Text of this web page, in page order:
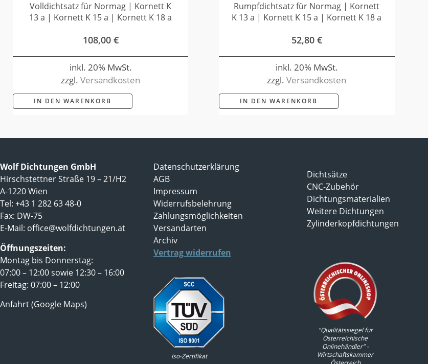
Volldichtsatz für Normag | Kornett K
13 a | Kornett K 15 a | Kornett K 18 a
108,00 €
inkl. 20% MwSt.
zzgl.Versandkosten
IN DEN WARENKORB
Rumpfdichtsatz für Normag | Kornett
K 13 a | Kornett K 15 a | Kornett K 18 a
52,80 €
inkl. 20% MwSt.
zzgl.Versandkosten
IN DEN WARENKORB
Wolf Dichtungen GmbH
Hirschstettner Straße 19 – 21/H2
A-1220 Wien
Tel: +43 1 282 63 48-0
Fax: DW-75
E-Mail: office@wolfdichtungen.at
Öffnungszeiten:
Montag bis Donnerstag:
07:00 – 12:00 sowie 12:30 – 16:00
Freitag: 07:00 – 12:00
Anfahrt (Google Maps)
Datenschutzerklärung
AGB
Impressum
Widerrufsbelehrung
Zahlungsmöglichkeiten
Versandarten
Archiv
Vertrag widerrufen
Iso-Zertifikat
Dichtsätze
CNC-Zubehör
Dichtungsmaterialien
Weitere Dichtungen
Zylinderkopfdichtungen
"Qualitätssiegel für
Österreichische
Onlinehändler" -
Wirtschaftskammer